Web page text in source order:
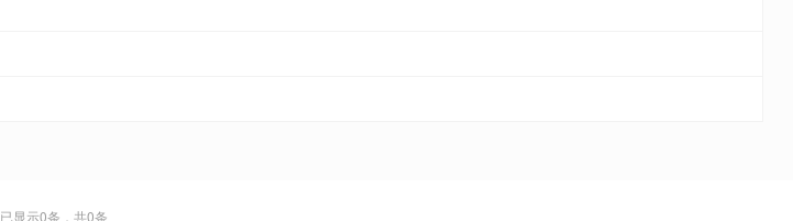
已显示0条，共0条